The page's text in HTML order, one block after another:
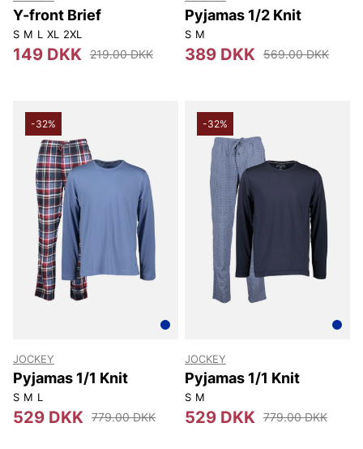
Y-front Brief
S M L XL 2XL
149 DKK 219.00 DKK
Pyjamas 1/2 Knit
S M
389 DKK 569.00 DKK
-32%
JOCKEY
Pyjamas 1/1 Knit
S M L
529 DKK 779.00 DKK
-32%
JOCKEY
Pyjamas 1/1 Knit
S M
529 DKK 779.00 DKK